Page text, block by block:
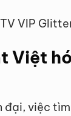
VIP
Việt
đại, việc